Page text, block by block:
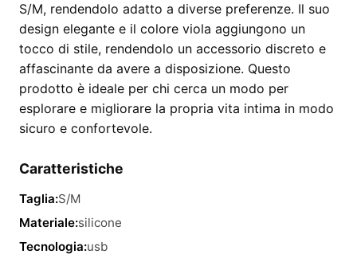
S/M, rendendolo adatto a diverse preferenze. Il suo
design elegante e il colore viola aggiungono un
tocco di stile, rendendolo un accessorio discreto e
affascinante da avere a disposizione. Questo
prodotto è ideale per chi cerca un modo per
esplorare e migliorare la propria vita intima in modo
sicuro e confortevole.
Caratteristiche
Taglia:S/M
Materiale:silicone
Tecnologia:usb